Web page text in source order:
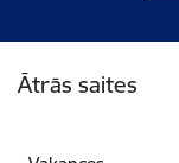
Ātrās saites